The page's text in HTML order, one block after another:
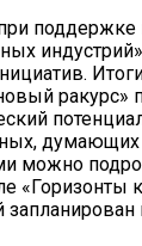
ракурс»
можно
«Горизонты